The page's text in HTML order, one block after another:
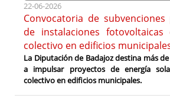
22-06-2026
Convocatoria de
de instalaciones fotovoltaicas
colectivo en edificios
La Diputación de Badajoz destina más
a impulsar proyectos de energía
colectivo en edificios municipales.